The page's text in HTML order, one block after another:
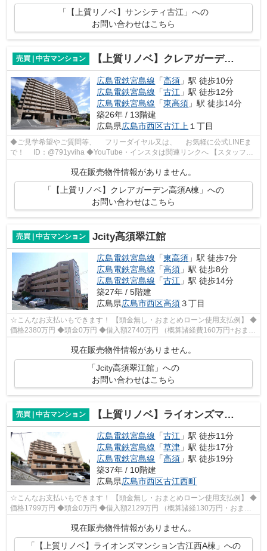
「【上質リノベ】サンシティ古江」への
お問い合わせはこちら
売買 | 中古マンション 【上質リノベ】クレアガーデン高須A棟
広島電鉄宮島線 「高須 」駅 徒歩10分
広島電鉄宮島線 「古江 」駅 徒歩12分
広島電鉄宮島線 「東高須 」駅 徒歩14分
築26年 / 13階建
広島県広島市西区古江上 １丁目
◆ご見学希望やご質問等、 フリーダイヤル又は、 お気軽に公式LINEま
で！ ID：@791yviha ◆YouTube・インスタは関連リンクへ 【スタッフい
現在販売物件情報がありません。
「【上質リノベ】クレアガーデン高須A棟」への
お問い合わせはこちら
売買 | 中古マンション Jcity高須翠江館
広島電鉄宮島線 「東高須 」駅 徒歩7分
広島電鉄宮島線 「高須 」駅 徒歩8分
広島電鉄宮島線 「古江 」駅 徒歩14分
築27年 / 5階建
広島県広島市西区高須３丁目
☆こんなお支払いもできます！ 【頭金無し・おまとめローン使用支払例】 ◆
価格2380万円 ◆頭金0万円 ◆借入額2740万円 （概算諸経費160万円+おまと
現在販売物件情報がありません。
「Jcity高須翠江館」への
お問い合わせはこちら
売買 | 中古マンション 【上質リノベ】ライオンズマンション古江西A棟
広島電鉄宮島線 「古江 」駅 徒歩11分
広島電鉄宮島線 「草津 」駅 徒歩17分
広島電鉄宮島線 「高須 」駅 徒歩19分
築37年 / 10階建
広島県広島市西区古江西町
☆こんなお支払いもできます！ 【頭金無し・おまとめローン使用支払例】 ◆
価格1799万円 ◆頭金0万円 ◆借入額2129万円 （概算諸経130万円・おまと
めローン200万円込） ◆年利0.6％ 変動...
現在販売物件情報がありません。
「【上質リノベ】ライオンズマンション古江西A棟」への